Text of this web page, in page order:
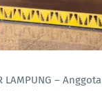
LAMPUNG –